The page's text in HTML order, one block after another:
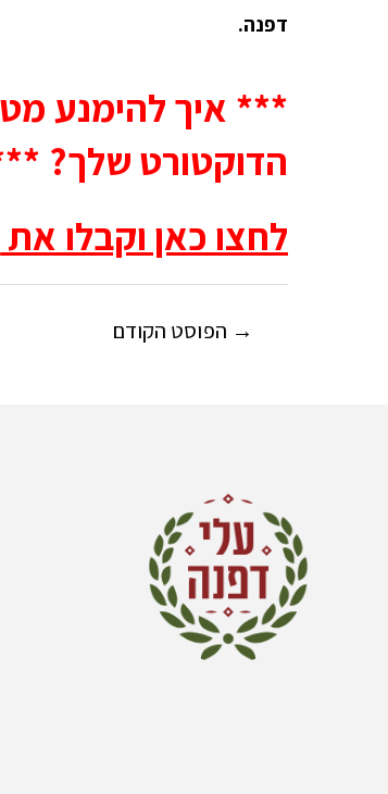
דפנה.
*** איך להימנע
הדוקטורט שלך?
לחצו כאן וקבלו את
→ הפוסט הקודם